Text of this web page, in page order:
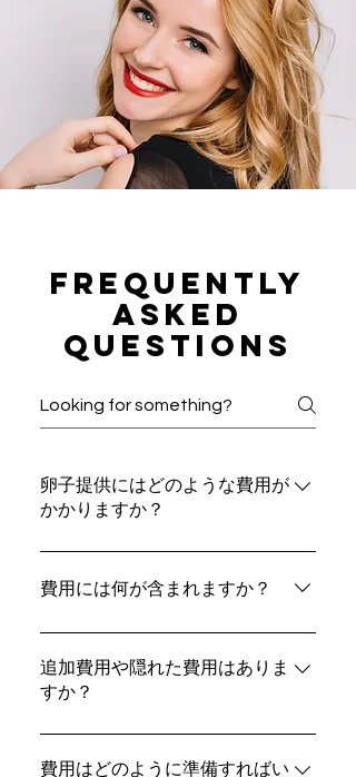
Frequently
asked
questions
卵子提供にはどのような費用が
かかりますか？
の手数料、法的手続き、保険、ドナー
ざまな要素によって異なります。通
常、体外受精（IVF）にかかる費用は別
途、意向親様にご負担いただく形とな
金体系を採用しており、安心してご利
費用には何が含まれますか？
契約、ドナーへの報酬や渡航費などの
関連費用が含まれます。ACRCでは、
いて固定料金制を導入しています。
追加費用や隠れた費用はありま
すか？
ます。追加の隠れた費用はなく、マッ
費用はどのように準備すればい